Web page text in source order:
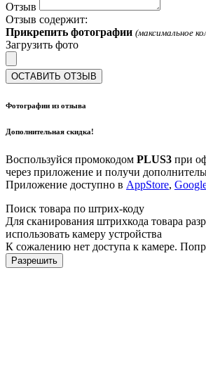
Отзыв
Отзыв содержит:
Прикрепить фотографии (максимальное
Загрузить фото
ОСТАВИТЬ ОТЗЫВ
Фотографии из отзыва
Дополнительная скидка!
Воспользуйся промокодом PLUS3 при
через приложение и получи
Приложение доступно в AppStore,
Поиск товара по штрих-коду
Для сканирования штрихкода товара
использовать камеру устройства
К сожалению нет доступа к камере.
Разрешить